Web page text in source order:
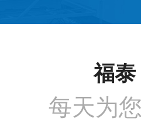
福泰
每天为